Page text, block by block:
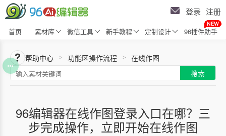
首页 素材库 微信工具 新手教程 定制设计 96插件助手
登录 注册
帮助中心 > 功能区操作流程 >
在线作图
搜索
96编辑器在线作图登录入口在哪？三
步完成操作，立即开始在线作图